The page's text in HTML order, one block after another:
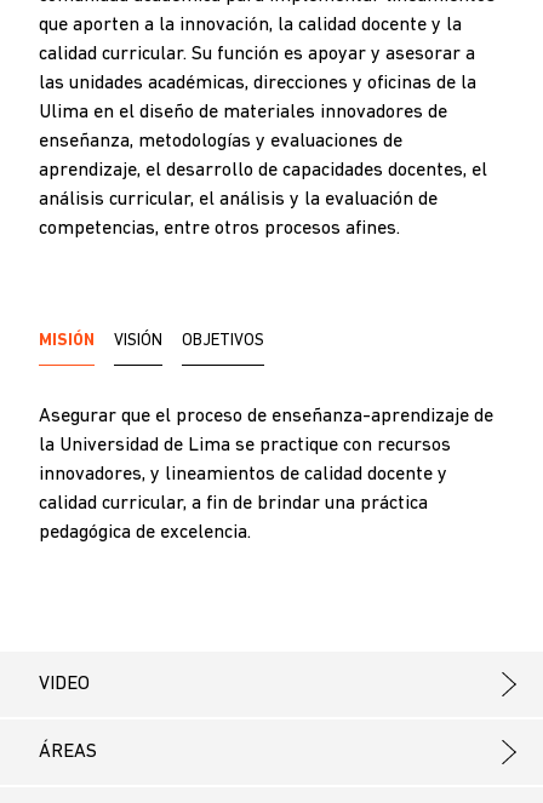
que aporten a la innovación, la calidad docente y la
calidad curricular. Su función es apoyar y asesorar a
las unidades académicas, direcciones y oficinas de la
Ulima en el diseño de materiales innovadores de
enseñanza, metodologías y evaluaciones de
aprendizaje, el desarrollo de capacidades docentes, el
análisis curricular, el análisis y la evaluación de
competencias, entre otros procesos afines.
MISIÓN VISIÓN OBJETIVOS
Asegurar que el proceso de enseñanza-aprendizaje de
la Universidad de Lima se practique con recursos
innovadores, y lineamientos de calidad docente y
calidad curricular, a fin de brindar una práctica
pedagógica de excelencia.
VIDEO
ÁREAS